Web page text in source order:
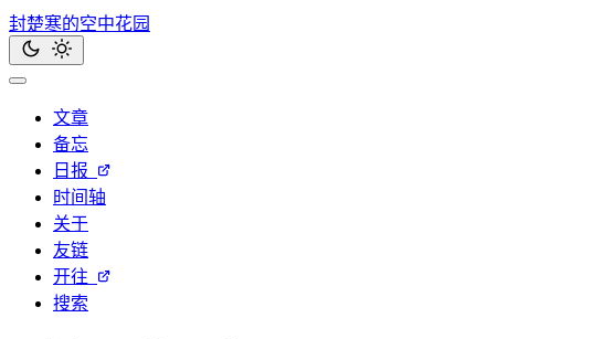
封楚寒的空中花园
文章
备忘
日报
时间轴
关于
友链
开往
搜索